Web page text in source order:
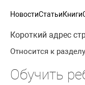
НовостиСтатьиКниги
Короткий адрес
Относится к разделу
Обучить